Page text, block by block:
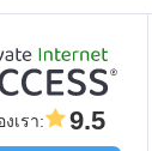
เรา: 9.5